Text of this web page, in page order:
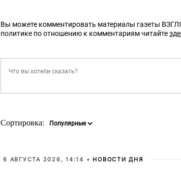
Вы можете комментировать материалы газеты
политике по отношению к комментариям читайте
Сортировка:
6 АВГУСТА 2026, 14:14 • НОВОСТИ ДНЯ